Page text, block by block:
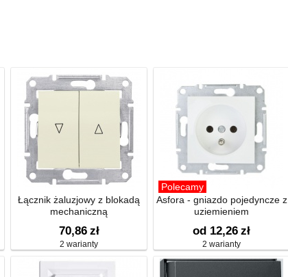
Łącznik żaluzjowy z blokadą
mechaniczną
70,86 zł
2 warianty
Polecamy
Asfora - gniazdo pojedyncze z
uziemieniem
od 12,26 zł
2 warianty